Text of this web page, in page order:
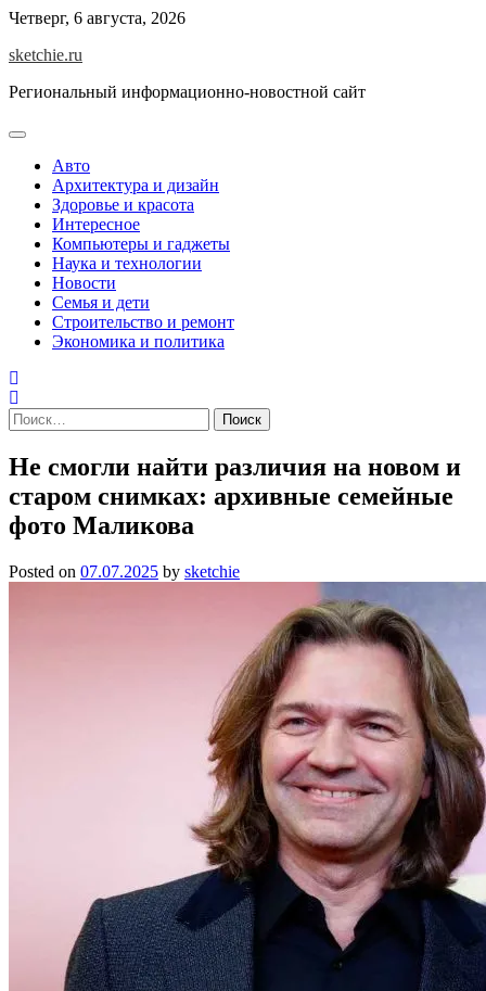
Skip
content
Четверг, 6 августа, 2026
sketchie.ru
Региональный информационно-новостной сайт
Авто
Архитектура и дизайн
Здоровье и красота
Интересное
Компьютеры и гаджеты
Наука и технологии
Новости
Семья и дети
Строительство и ремонт
Экономика и политика
Найти:
Не смогли найти различия на новом и
старом снимках: архивные семейные
фото Маликова
Posted on 07.07.2025 by sketchie